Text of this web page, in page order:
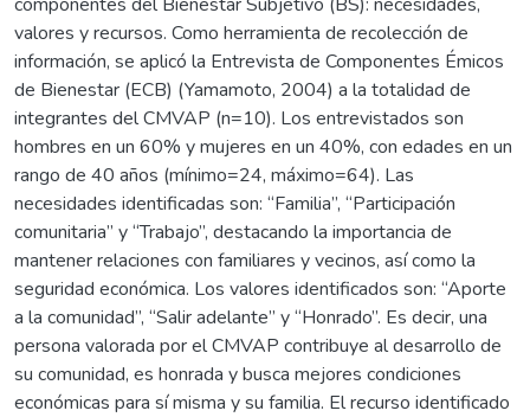
valores y recursos. Como herramienta de recolección de
información, se aplicó la Entrevista de Componentes Émicos
de Bienestar (ECB) (Yamamoto, 2004) a la totalidad de
integrantes del CMVAP (n=10). Los entrevistados son
hombres en un 60% y mujeres en un 40%, con edades en un
rango de 40 años (mínimo=24, máximo=64). Las
necesidades identificadas son: “Familia”, “Participación
comunitaria” y “Trabajo”, destacando la importancia de
mantener relaciones con familiares y vecinos, así como la
seguridad económica. Los valores identificados son: “Aporte
a la comunidad”, “Salir adelante” y “Honrado”. Es decir, una
persona valorada por el CMVAP contribuye al desarrollo de
su comunidad, es honrada y busca mejores condiciones
económicas para sí misma y su familia. El recurso identificado